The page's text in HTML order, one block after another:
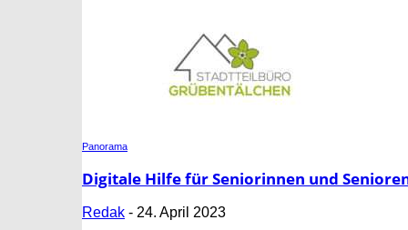
Panorama
Digitale Hilfe für Seniorinnen und
Redak - 24. April 2023